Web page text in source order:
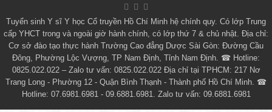
Tuyển sinh Y sĩ Y học Cổ truyền Hồ Chí Minh hệ chính quy. Có lớp Trung
cấp YHCT trong và ngoài giờ hành chính, có lớp thứ 7 & chủ nhật. Địa chỉ:
Cơ sở đào tạo thực hành Trường Cao đẳng Dược Sài Gòn: Đường Cầu
Đông, Phường Lộc Vượng, TP Nam Định, Tỉnh Nam Định. ☎ Hotline:
0825.022.022 – Zalo tư vấn: 0825.022.022 Địa chỉ tại TPHCM: 217 Nơ
Trang Long - Phường 12 - Quận Bình Thạnh - Thành phố Hồ Chí Minh. ☎
Hotline: 07.6981.6981 - 09.6881.6981. Zalo tư vấn: 09.6881.6981